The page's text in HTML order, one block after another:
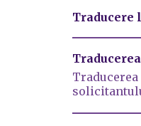
Traducere